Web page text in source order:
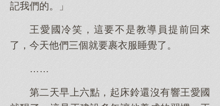
記我們的。」
王愛國冷笑，這要不是教導員提前回來
了，今天他們三個就要裹衣服睡覺了。
……
第二天早上六點，起床鈴還沒有響王愛國